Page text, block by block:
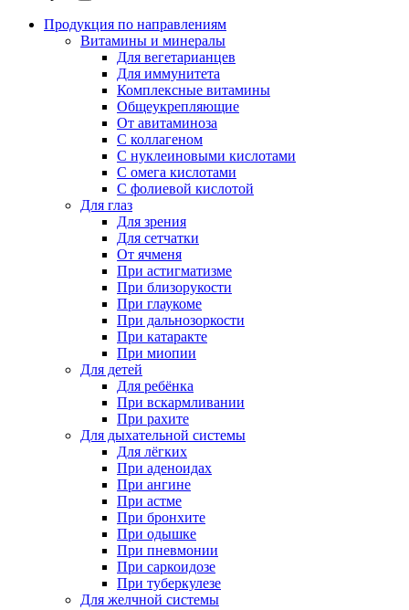
Продукция по направлениям
Витамины и минералы
Для вегетарианцев
Для иммунитета
Комплексные витамины
Общеукрепляющие
От авитаминоза
С коллагеном
С нуклеиновыми кислотами
С омега кислотами
С фолиевой кислотой
Для глаз
Для зрения
Для сетчатки
От ячменя
При астигматизме
При близорукости
При глаукоме
При дальнозоркости
При катаракте
При миопии
Для детей
Для ребёнка
При вскармливании
При рахите
Для дыхательной системы
Для лёгких
При аденоидах
При ангине
При астме
При бронхите
При одышке
При пневмонии
При саркоидозе
При туберкулезе
Для желчной системы